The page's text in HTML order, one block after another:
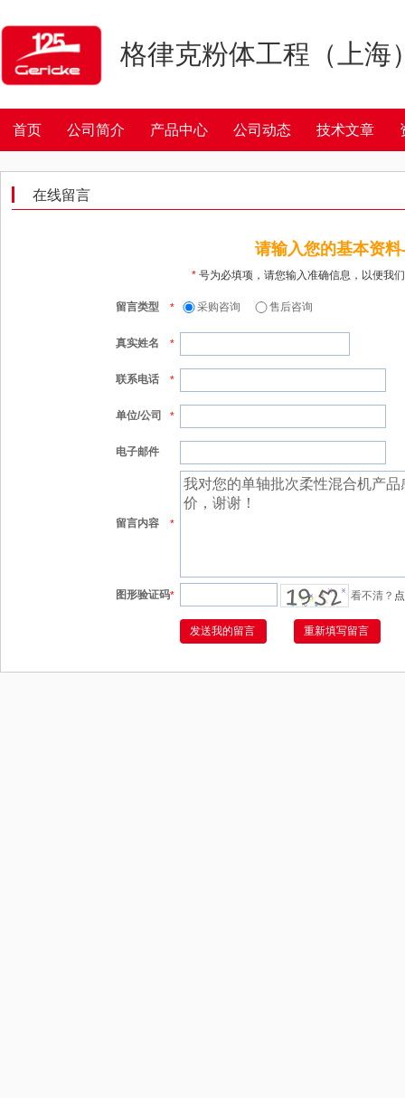
格律克粉体工程（上海
首页 公司简介 产品中心 公司动态 技术文章
在线留言
请输入您的基本资
* 号为必填项，请您输入准确信息，以便我
留言类型 * 采购咨询 售后咨询
真实姓名 *
联系电话 *
单位/公司 *
电子邮件
留言内容 *
图形验证码* 看不清？